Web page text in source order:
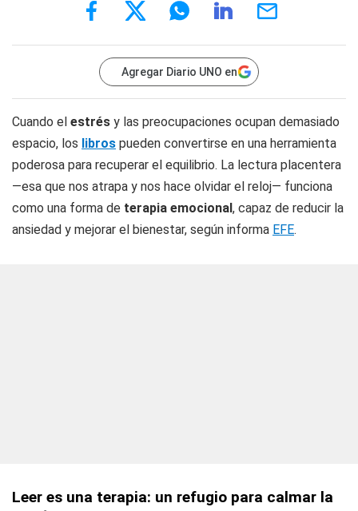
Agregar Diario UNO en
Cuando el estrés y las preocupaciones ocupan demasiado
espacio, los libros pueden convertirse en una herramienta
poderosa para recuperar el equilibrio. La lectura placentera
—esa que nos atrapa y nos hace olvidar el reloj— funciona
como una forma de terapia emocional, capaz de reducir la
ansiedad y mejorar el bienestar, según informa EFE.
Leer es una terapia: un refugio para calmar la